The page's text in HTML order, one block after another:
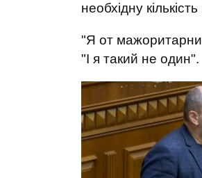
необхідну
"Я от
"І я такий не один".